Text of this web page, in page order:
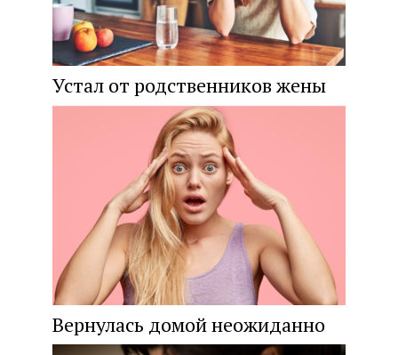
Устал от родственников жены
Вернулась домой неожиданно